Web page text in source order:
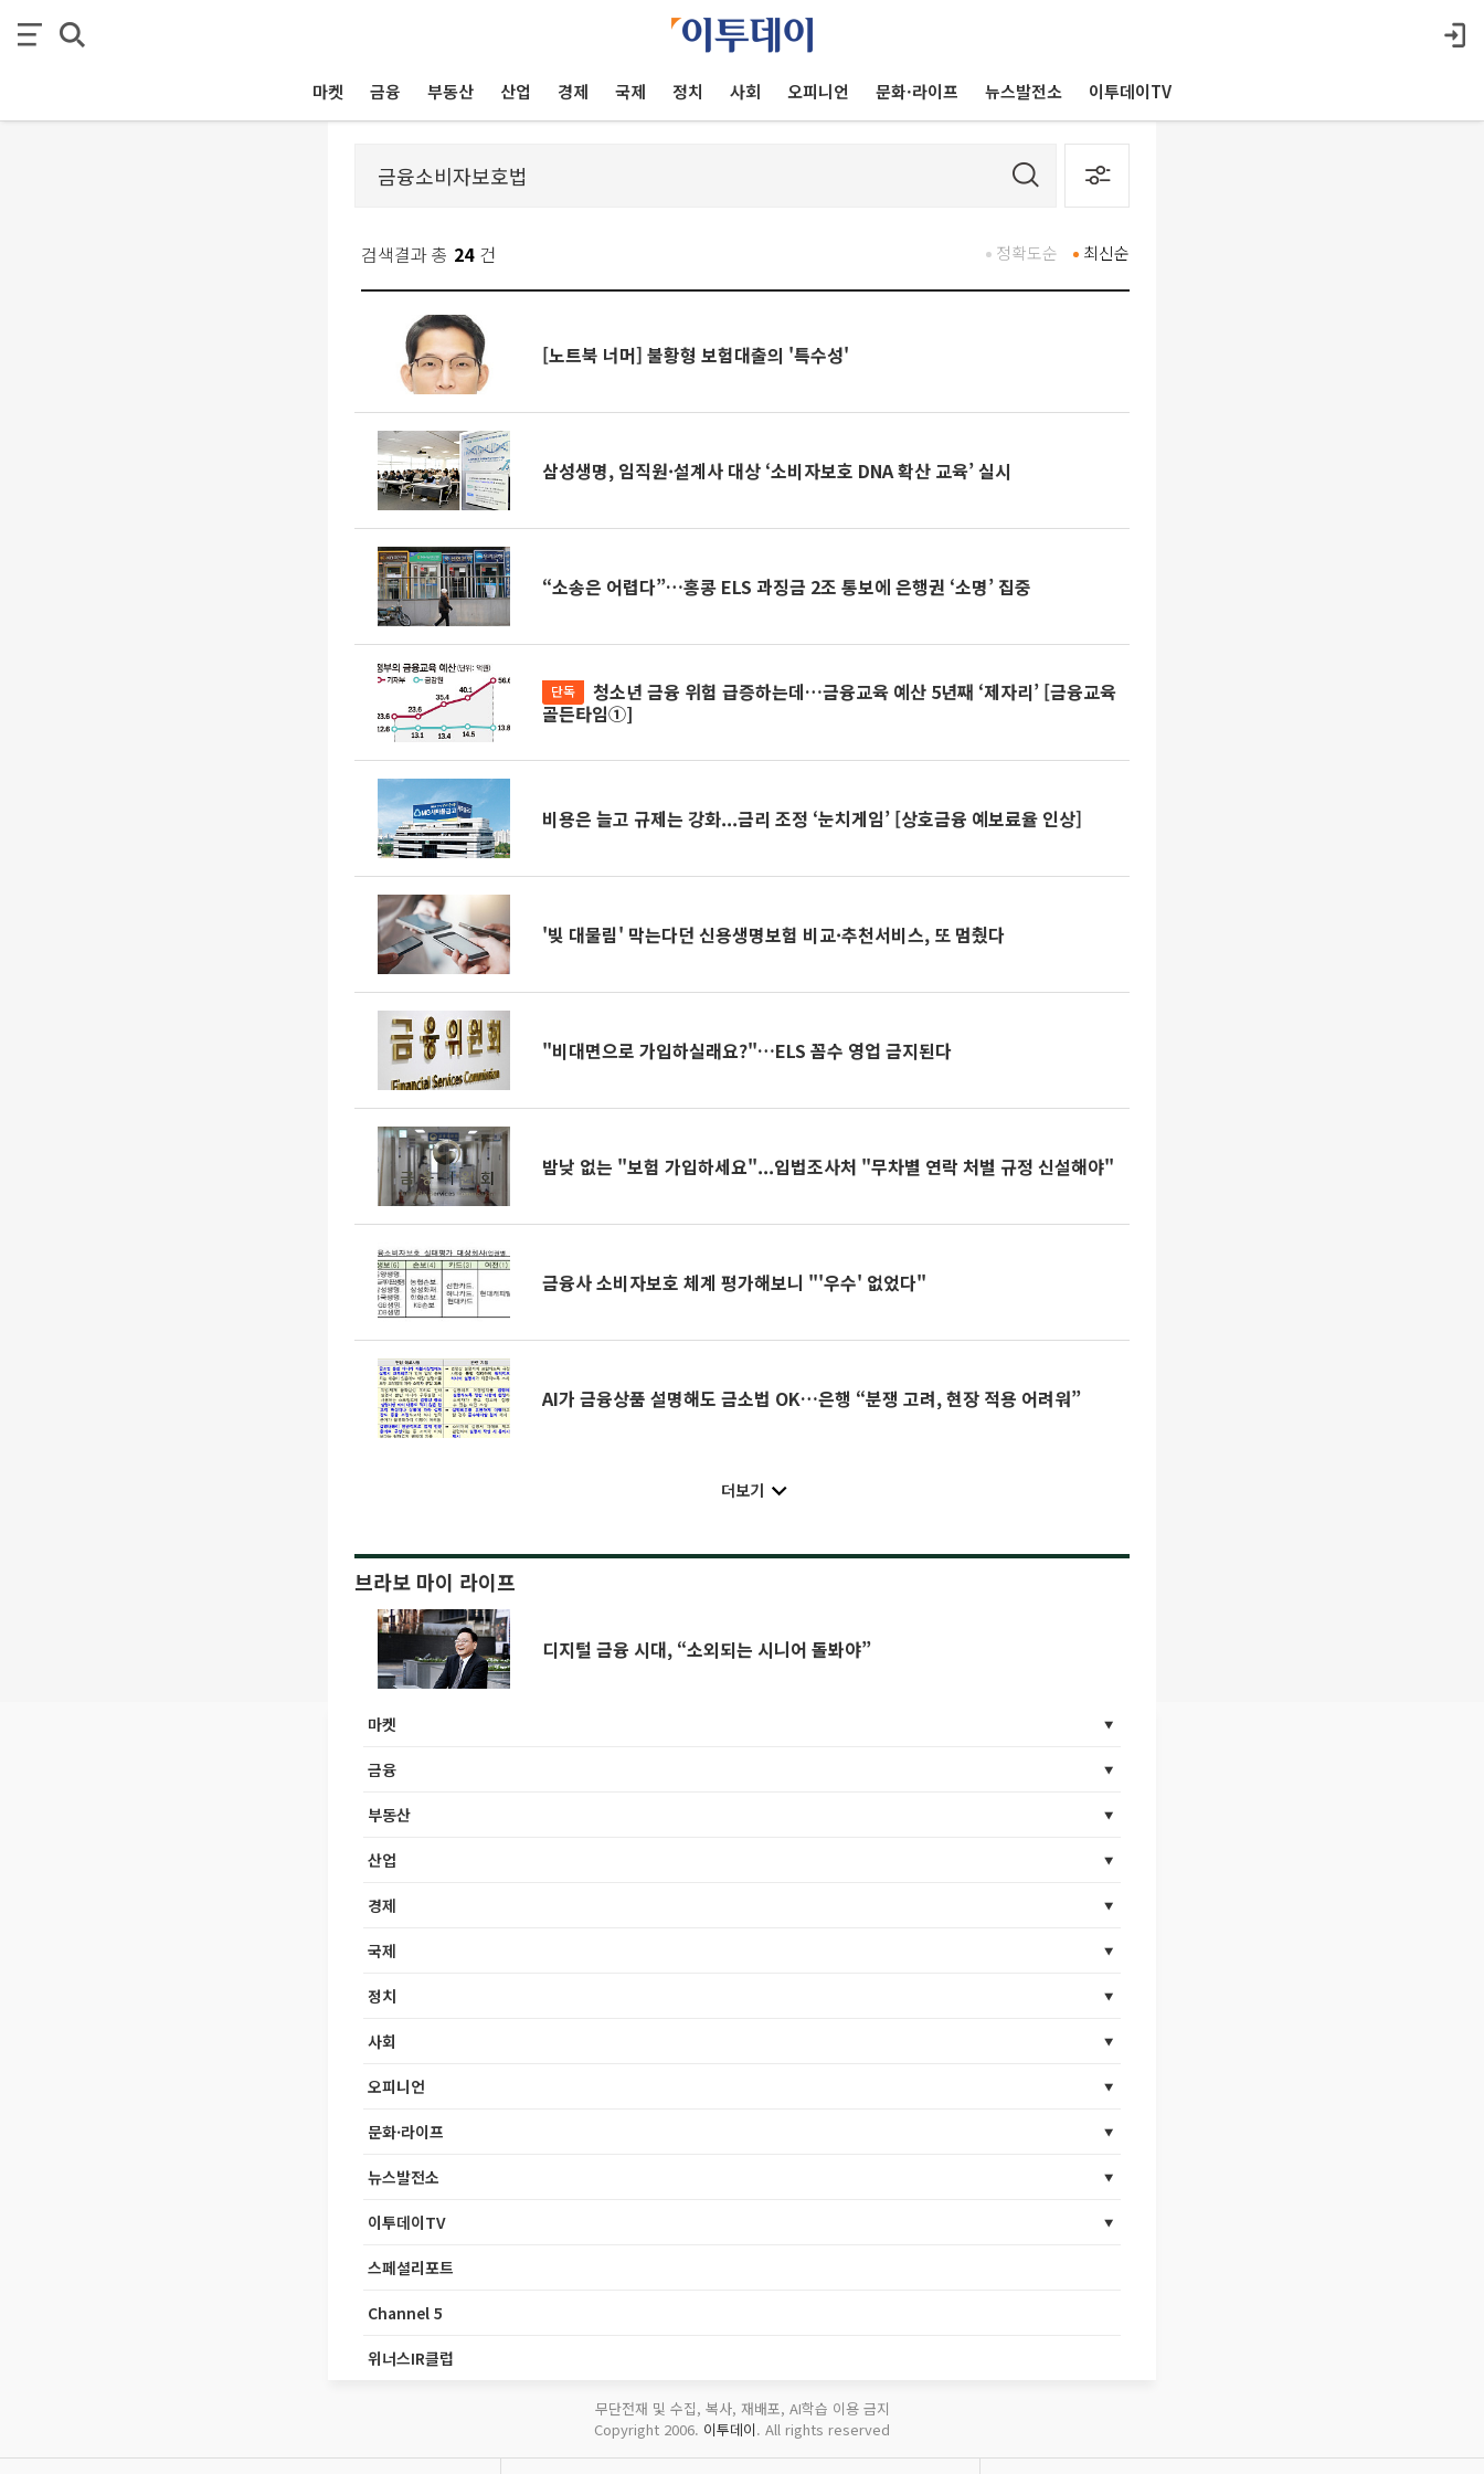
마켓 금융 부동산 산업 경제 국제 정치 사회 오피니언 문화·라이프 뉴스발전소 이투데이TV
검색결과 총 24 건 최신순
정확도순
[노트북 너머] 불황형 보험대출의 '특수성'
삼성생명, 임직원·설계사 대상 ‘소비자보호 DNA 확산 교육’ 실시
“소송은 어렵다”…홍콩 ELS 과징금 2조 통보에 은행권 ‘소명’ 집중
단독
청소년 금융 위험 급증하는데…금융교육 예산 5년째 ‘제자리’ [금융교육
골든타임①]
비용은 늘고 규제는 강화...금리 조정 ‘눈치게임’ [상호금융 예보료율 인상]
'빚 대물림' 막는다던 신용생명보험 비교·추천서비스, 또 멈췄다
"비대면으로 가입하실래요?"…ELS 꼼수 영업 금지된다
밤낮 없는 "보험 가입하세요"...입법조사처 "무차별 연락 처벌 규정 신설해야"
금융사 소비자보호 체계 평가해보니 "'우수' 없었다"
AI가 금융상품 설명해도 금소법 OK…은행 “분쟁 고려, 현장 적용 어려워”
더보기
브라보 마이 라이프
디지털 금융 시대, “소외되는 시니어 돌봐야”
마켓
금융
부동산
산업
경제
국제
정치
사회
오피니언
문화·라이프
뉴스발전소
이투데이TV
스페셜리포트
Channel 5
위너스IR클럽
무단전재 및 수집, 복사, 재배포, AI학습 이용 금지
Copyright 2006. 이투데이. All rights reserved